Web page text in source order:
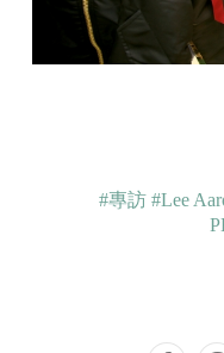
#專訪 #Lee